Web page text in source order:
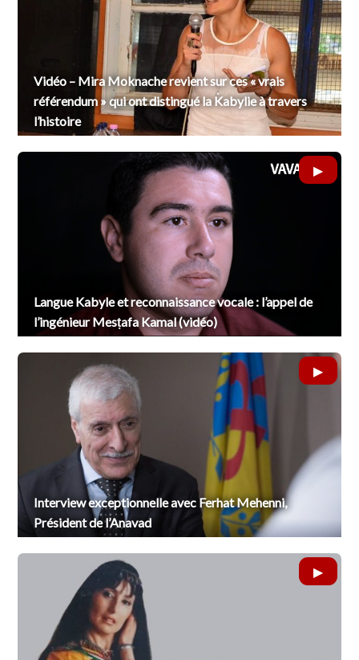
Vidéo – Mira Moknache revient sur ces « vrais
référendum » qui ont distingué la Kabylie à travers
l’histoire
Langue Kabyle et reconnaissance vocale : l’appel de
l’ingénieur Mesṭafa Kamal (vidéo)
Interview exceptionnelle avec Ferhat Mehenni,
Président de l’Anavad